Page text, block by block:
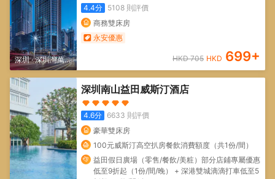
深圳·深圳灣萬象
城/深圳人才公園
4.4分 5108則評價
商務雙床房
永安優惠
HKD705 HKD 699+
深圳南山益田威斯汀酒店
4.6分 6633 則評價
豪華雙床房
100元威斯汀高空扒房餐飲消費額度（共1份/間）
益田假日廣場（零售/餐飲/美粧）部分店鋪專屬優惠
低至9折起（1份/間/晚） + 深港雙城滴滴打車低至5